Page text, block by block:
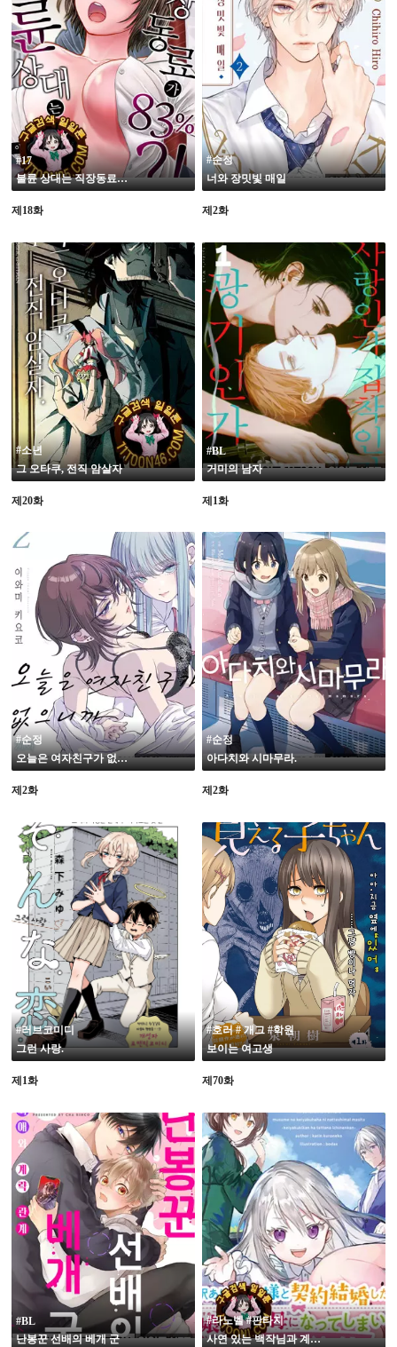
19
#17
불륜 상대는 직장동료가 83프로?!
제18화
#순정
너와 장밋빛 매일
제2화
#소년
그 오타쿠, 전직 암살자
제20화
19
#BL
거미의 남자
제1화
#순정
오늘은 여자친구가 없으니까
제2화
#순정
아다치와 시마무라.
제2화
#러브코미디
그런 사랑.
제1화
#호러 # 개그 #학원
보이는 여고생
제70화
19
#BL
난봉꾼 선배의 베개 군
#라노벨 #판타지
사연 있는 백작님과 계약결혼 했더니 의붓딸(6살)의 계약엄마가 되었습니다